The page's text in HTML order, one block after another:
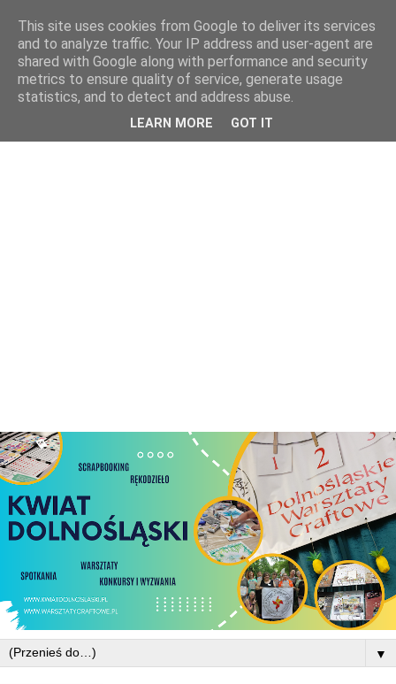
▼
This site uses cookies from Google to deliver its services
and to analyze traffic. Your IP address and user-agent are
shared with Google along with performance and security
metrics to ensure quality of service, generate usage
statistics, and to detect and address abuse.
LEARN MORE GOT IT